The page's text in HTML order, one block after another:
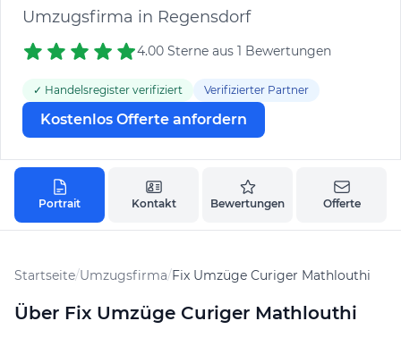
Umzugsfirma in Regensdorf
4.00 Sterne aus 1 Bewertungen
✓ Handelsregister verifiziert Verifizierter Partner
Kostenlos Offerte anfordern
Portrait Kontakt Bewertungen Offerte
Startseite/Umzugsfirma/Fix Umzüge Curiger Mathlouthi
Über Fix Umzüge Curiger Mathlouthi